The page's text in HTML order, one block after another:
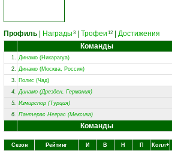
Профиль Награды 3 Трофеи 12
Достижения
Команды
1. Динамо (Никарагуа)
2. Динамо (Москва, Россия)
3. Полис (Чад)
4. Динамо (Дрезден, Германия)
5. Измирспор (Турция)
6. Пантерас Неграс (Мексика)
Команды
Сезон Рейтинг И В Н П Колл+